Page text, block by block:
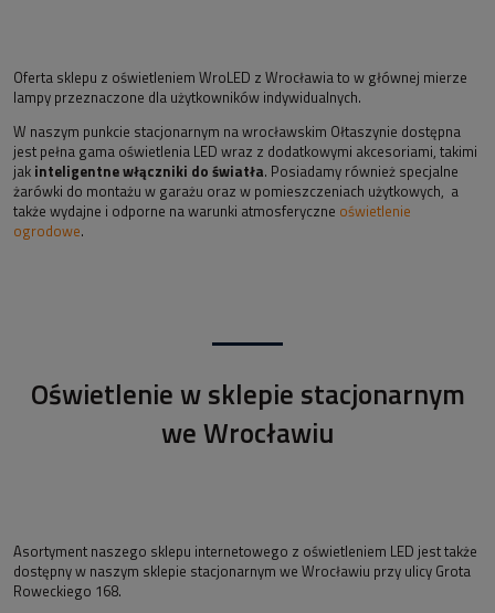
Oferta sklepu z oświetleniem WroLED z Wrocławia to w głównej mierze
lampy przeznaczone dla użytkowników indywidualnych.
W naszym punkcie stacjonarnym na wrocławskim Ołtaszynie dostępna
jest pełna gama oświetlenia LED wraz z dodatkowymi akcesoriami, takimi
jak inteligentne włączniki do światła. Posiadamy również specjalne
żarówki do montażu w garażu oraz w pomieszczeniach użytkowych, a
także wydajne i odporne na warunki atmosferyczne oświetlenie
ogrodowe.
Oświetlenie w sklepie stacjonarnym
we Wrocławiu
Asortyment naszego sklepu internetowego z oświetleniem LED jest także
dostępny w naszym sklepie stacjonarnym we Wrocławiu przy ulicy Grota
Roweckiego 168.